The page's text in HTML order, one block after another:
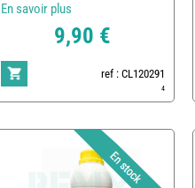
En savoir plus
9,90 €
ref : CL120291
4